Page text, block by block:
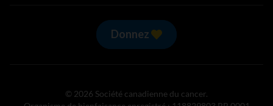
Donnez
© 2026 Société canadienne du cancer.